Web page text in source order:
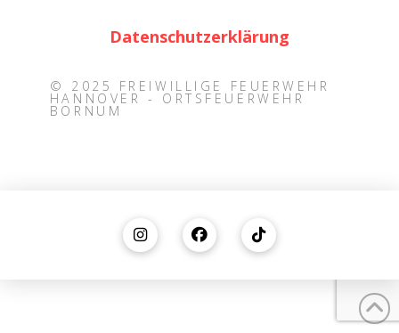
Datenschutzerklärung
© 2025 FREIWILLIGE FEUERWEHR
HANNOVER - ORTSFEUERWEHR
BORNUM